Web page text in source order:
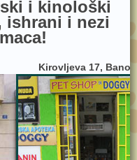
i kinološki
ishrani i nezi
Kirovljeva 17,